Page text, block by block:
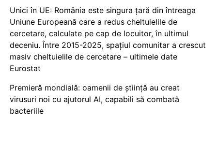
Unici în UE: România este singura țară din întreaga
Uniune Europeană care a redus cheltuielile de
cercetare, calculate pe cap de locuitor, în ultimul
deceniu. Între 2015-2025, spațiul comunitar a crescut
masiv cheltuielile de cercetare – ultimele date
Eurostat
Premieră mondială: oamenii de știință au creat
virusuri noi cu ajutorul AI, capabili să combată
bacteriile